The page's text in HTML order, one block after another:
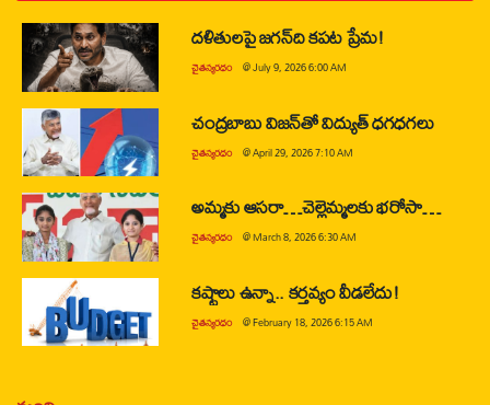
దళితులపై జగన్‌ది కపట ప్రేమ!
చైతన్యరధం @July 9, 2026 6:00 AM
చంద్రబాబు విజన్‌తో విద్యుత్ ధగధగలు
చైతన్యరధం @April 29, 2026 7:10 AM
అమ్మకు ఆసరా…చెల్లెమ్మలకు భరోసా…
చైతన్యరధం @March 8, 2026 6:30 AM
కష్టాలు ఉన్నా.. కర్తవ్యం వీడలేదు!
చైతన్యరధం @February 18, 2026 6:15 AM